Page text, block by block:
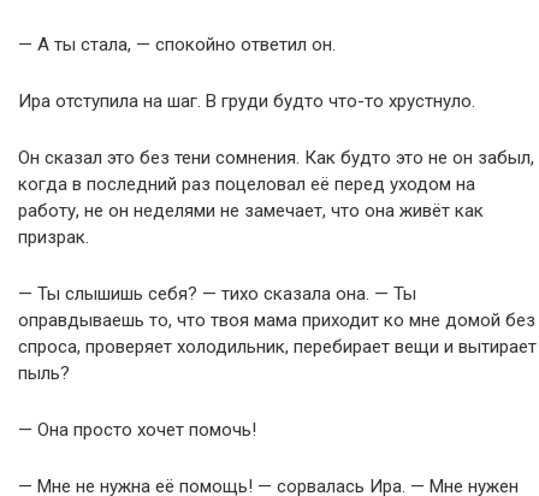
— А ты стала, — спокойно ответил он.
Ира отступила на шаг. В груди будто что-то хрустнуло.
Он сказал это без тени сомнения. Как будто это не он забыл,
когда в последний раз поцеловал её перед уходом на
работу, не он неделями не замечает, что она живёт как
призрак.
— Ты слышишь себя? — тихо сказала она. — Ты
оправдываешь то, что твоя мама приходит ко мне домой без
спроса, проверяет холодильник, перебирает вещи и вытирает
пыль?
— Она просто хочет помочь!
— Мне не нужна её помощь! — сорвалась Ира. — Мне нужен